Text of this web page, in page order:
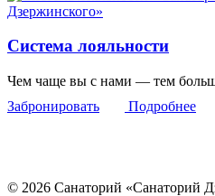
Система лояльности
Чем чаще вы с нами — тем
Забронировать
Подробнее
© 2026 Санаторий «Санаторий